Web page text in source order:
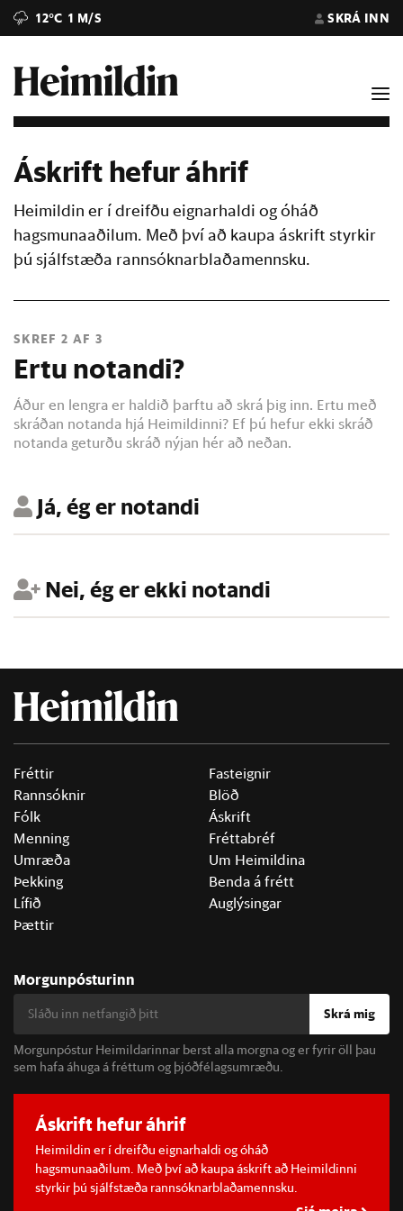
12°C 1 M/S SKRÁ INN
Áskrift hefur áhrif
Heimildin er í dreifðu eignarhaldi og óháð
hagsmunaaðilum. Með því að kaupa áskrift styrkir
þú sjálfstæða rannsóknarblaðamennsku.
SKREF 2 AF 3
Ertu notandi?
Áður en lengra er haldið þarftu að skrá þig inn. Ertu með
skráðan notanda hjá Heimildinni? Ef þú hefur ekki skráð
notanda geturðu skráð nýjan hér að neðan.
Já, ég er notandi
Nei, ég er ekki notandi
Fréttir
Rannsóknir
Fólk
Menning
Umræða
Þekking
Lífið
Þættir
Fasteignir
Blöð
Áskrift
Fréttabréf
Um Heimildina
Benda á frétt
Auglýsingar
Morgunpósturinn
Skrá mig
Morgunpóstur Heimildarinnar berst alla morgna og er fyrir öll þau
sem hafa áhuga á fréttum og þjóðfélagsumræðu.
Áskrift hefur áhrif
Heimildin er í dreifðu eignarhaldi og óháð
hagsmunaaðilum. Með því að kaupa áskrift að Heimildinni
styrkir þú sjálfstæða rannsóknarblaðamennsku.